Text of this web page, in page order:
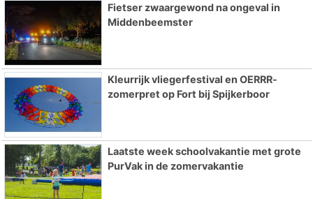
Fietser zwaargewond na ongeval in
Middenbeemster
Kleurrijk vliegerfestival en OERRR-
zomerpret op Fort bij Spijkerboor
Laatste week schoolvakantie met grote
PurVak in de zomervakantie